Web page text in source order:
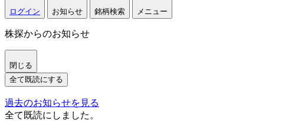
ログイン お知らせ 銘柄検索 メニュー
株探からのお知らせ
閉じる
全て既読にする
過去のお知らせを見る
全て既読にしました。